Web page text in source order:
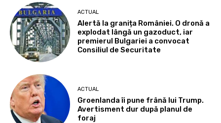
ACTUAL
Alertă la granița României. O dronă a
explodat lângă un gazoduct, iar
premierul Bulgariei a convocat
Consiliul de Securitate
ACTUAL
Groenlanda îi pune frână lui Trump.
Avertisment dur după planul de
foraj